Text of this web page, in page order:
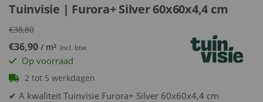
Tuinvisie | Furora+ Silver 60x60x4,4 cm
€38,80
€36,90 / m² Incl. btw
Op voorraad
2 tot 5 werkdagen
✔ A kwaliteit Tuinvisie Furora+ Silver 60x60x4,4 cm